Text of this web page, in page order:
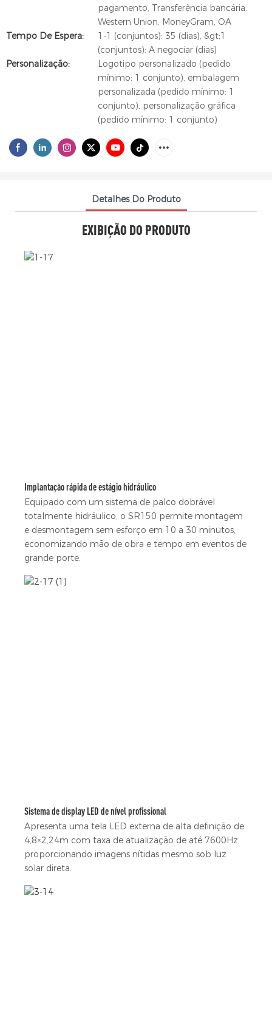
pagamento, Transferência bancária,
Western Union, MoneyGram, OA
Tempo De Espera:
1-1 (conjuntos): 35 (dias), &gt;1
(conjuntos): A negociar (dias)
Personalização:
Logotipo personalizado (pedido
mínimo: 1 conjunto), embalagem
personalizada (pedido mínimo: 1
conjunto), personalização gráfica
(pedido mínimo: 1 conjunto)
Detalhes Do Produto
EXIBIÇÃO DO PRODUTO
Implantação rápida de estágio hidráulico
Equipado com um sistema de palco dobrável
totalmente hidráulico, o SR150 permite montagem
e desmontagem sem esforço em 10 a 30 minutos,
economizando mão de obra e tempo em eventos de
grande porte.
Sistema de display LED de nível profissional
Apresenta uma tela LED externa de alta definição de
4,8×2,24m com taxa de atualização de até 7600Hz,
proporcionando imagens nítidas mesmo sob luz
solar direta.